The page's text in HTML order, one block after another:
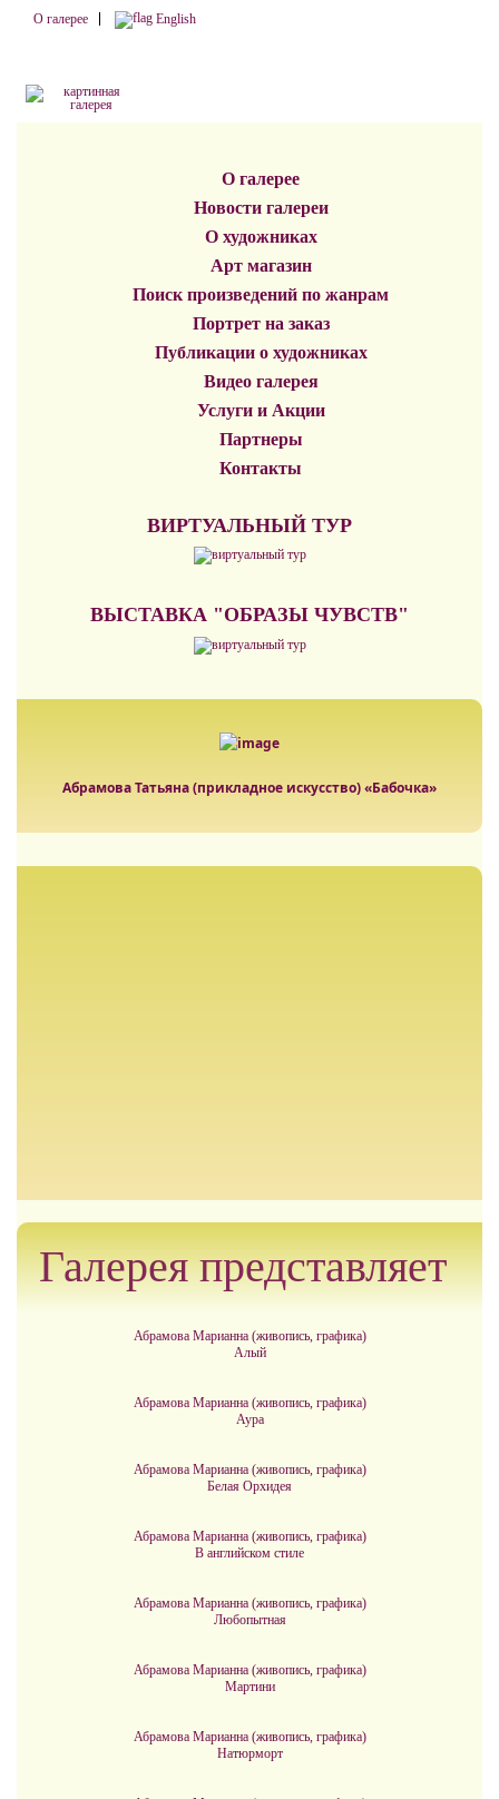
О галерее English
О галерее
Новости галереи
О художниках
Арт магазин
Поиск произведений по жанрам
Портрет на заказ
Публикации о художниках
Видео галерея
Услуги и Акции
Партнеры
Контакты
ВИРТУАЛЬНЫЙ ТУР
ВЫСТАВКА "ОБРАЗЫ ЧУВСТВ"
Абрамова Татьяна (прикладное искусство) «Бабочка»
Галерея представляет
Абрамова Марианна (живопись, графика)
Алый
Абрамова Марианна (живопись, графика)
Аура
Абрамова Марианна (живопись, графика)
Белая Орхидея
Абрамова Марианна (живопись, графика)
В английском стиле
Абрамова Марианна (живопись, графика)
Любопытная
Абрамова Марианна (живопись, графика)
Мартини
Абрамова Марианна (живопись, графика)
Натюрморт